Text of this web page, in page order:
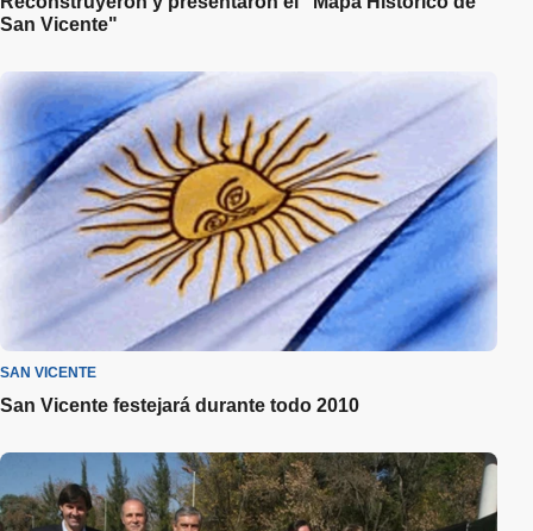
San Vicente"
SAN VICENTE
San Vicente festejará durante todo 2010